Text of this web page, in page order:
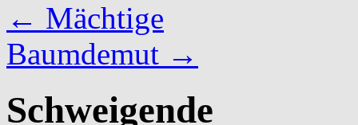
← Mächtige
Baumdemut →
Schweigende